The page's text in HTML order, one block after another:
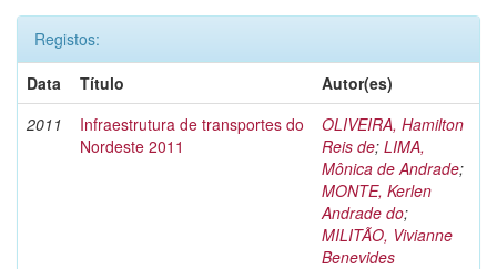
Registos:
Data
Título
Autor(es)
2011
Infraestrutura de transportes do
Nordeste 2011
OLIVEIRA, Hamilton
Reis de; LIMA,
Mônica de Andrade;
MONTE, Kerlen
Andrade do;
MILITÃO, Vivianne
Benevides